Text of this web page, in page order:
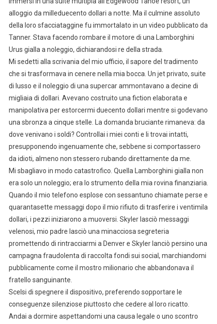
alloggio da milleduecento dollari a notte. Ma il culmine assoluto
della loro sfacciataggine fu immortalato in un video pubblicato da
Tanner. Stava facendo rombare il motore di una Lamborghini
Urus gialla a noleggio, dichiarandosi re della strada.
Mi sedetti alla scrivania del mio ufficio, il sapore del tradimento
che si trasformava in cenere nella mia bocca. Un jet privato, suite
di lusso e il noleggio di una supercar ammontavano a decine di
migliaia di dollari. Avevano costruito una fiction elaborata e
manipolativa per estorcermi duecento dollari mentre si godevano
una sbronza a cinque stelle. La domanda bruciante rimaneva: da
dove venivano i soldi? Controllai i miei conti e li trovai intatti,
presupponendo ingenuamente che, sebbene si comportassero
da idioti, almeno non stessero rubando direttamente da me.
Mi sbagliavo in modo catastrofico. Quella Lamborghini gialla non
era solo un noleggio; era lo strumento della mia rovina finanziaria.
Quando il mio telefono esplose con sessantuno chiamate perse e
quarantasette messaggi dopo il mio rifiuto di trasferire i ventimila
dollari, i pezzi iniziarono a muoversi. Skyler lasciò messaggi
velenosi, mio padre lasciò una minacciosa segreteria
promettendo di rintracciarmi a Denver e Skyler lanciò persino una
campagna fraudolenta di raccolta fondi sui social, marchiandomi
pubblicamente come il mostro milionario che abbandonava il
fratello sanguinante.
Scelsi di spegnere il dispositivo, preferendo sopportare le
conseguenze silenziose piuttosto che cedere al loro ricatto.
Andai a dormire aspettandomi una causa legale o uno scontro